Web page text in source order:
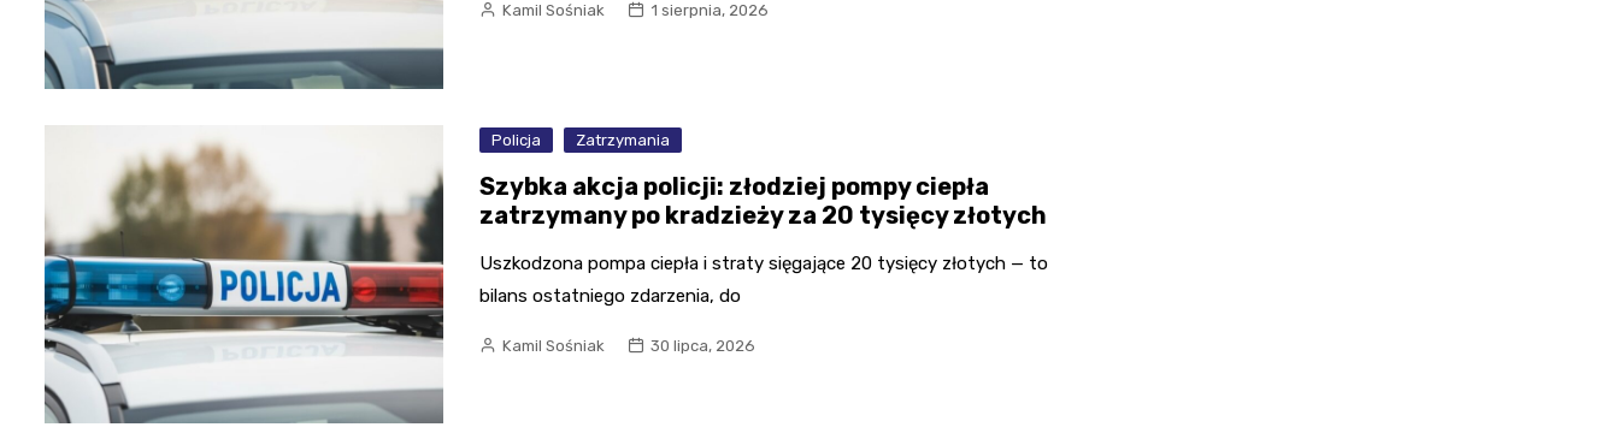
Kamil Sośniak 1 sierpnia, 2026
Policja Zatrzymania
Szybka akcja policji: złodziej pompy ciepła
zatrzymany po kradzieży za 20 tysięcy złotych
Uszkodzona pompa ciepła i straty sięgające 20 tysięcy złotych — to
bilans ostatniego zdarzenia, do
Kamil Sośniak 30 lipca, 2026